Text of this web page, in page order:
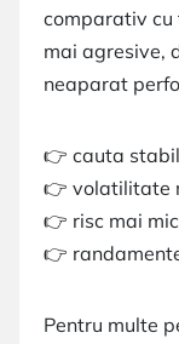
comparativ cu
mai agresive,
neaparat
👉 cauta
👉 volatilitate
👉 risc mai mic
👉
Pentru multe